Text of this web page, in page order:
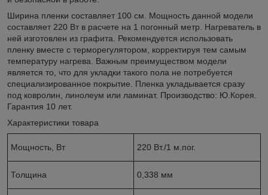
Ширина пленки составляет 100 см. Мощность данной модели
составляет 220 Вт в расчете на 1 погонный метр. Нагреватель в
ней изготовлен из графита. Рекомендуется использовать
пленку вместе с терморегулятором, корректируя тем самым
температуру нагрева. Важным преимуществом модели
является то, что для укладки такого пола не потребуется
специализированное покрытие. Пленка укладывается сразу
под ковролин, линолеум или ламинат. Производство: Ю.Корея.
Гарантия 10 лет.
Характеристики товара
Мощность, Вт 220 Вт./1 м.пог.
Толщина 0,338 мм